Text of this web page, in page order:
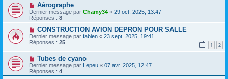
Aérographe
Dernier message par Chamy34 « 29 oct. 2025, 13:47
Réponses : 8
CONSTRUCTION AVION DEPRON POUR SALLE
Dernier message par fabien « 23 sept. 2025, 19:41
Réponses : 25 1 2
Tubes de cyano
Dernier message par Lepeu « 07 avr. 2025, 12:47
Réponses : 4